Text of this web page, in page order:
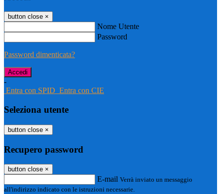
button close ×
Nome Utente
Password
Password dimenticata?
-
Entra con SPID Entra con CIE
Seleziona utente
button close ×
Recupero password
button close ×
E-mail Verrà inviato un messaggio
all'indirizzo indicato con le istruzioni necessarie.